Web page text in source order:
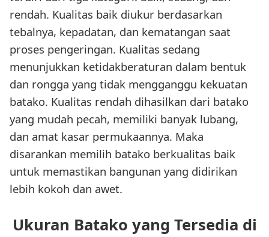
rendah. Kualitas baik diukur berdasarkan
tebalnya, kepadatan, dan kematangan saat
proses pengeringan. Kualitas sedang
menunjukkan ketidakberaturan dalam bentuk
dan rongga yang tidak mengganggu kekuatan
batako. Kualitas rendah dihasilkan dari batako
yang mudah pecah, memiliki banyak lubang,
dan amat kasar permukaannya. Maka
disarankan memilih batako berkualitas baik
untuk memastikan bangunan yang didirikan
lebih kokoh dan awet.
Ukuran Batako yang Tersedia di